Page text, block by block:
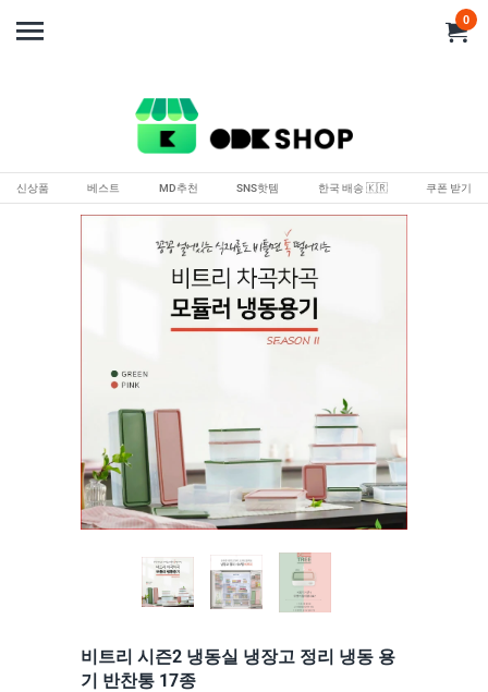
0
신상품 베스트 MD추천 SNS핫템 한국 배송 🇰🇷 쿠폰 받기
비트리 시즌2 냉동실 냉장고 정리 냉동 용
기 반찬통 17종